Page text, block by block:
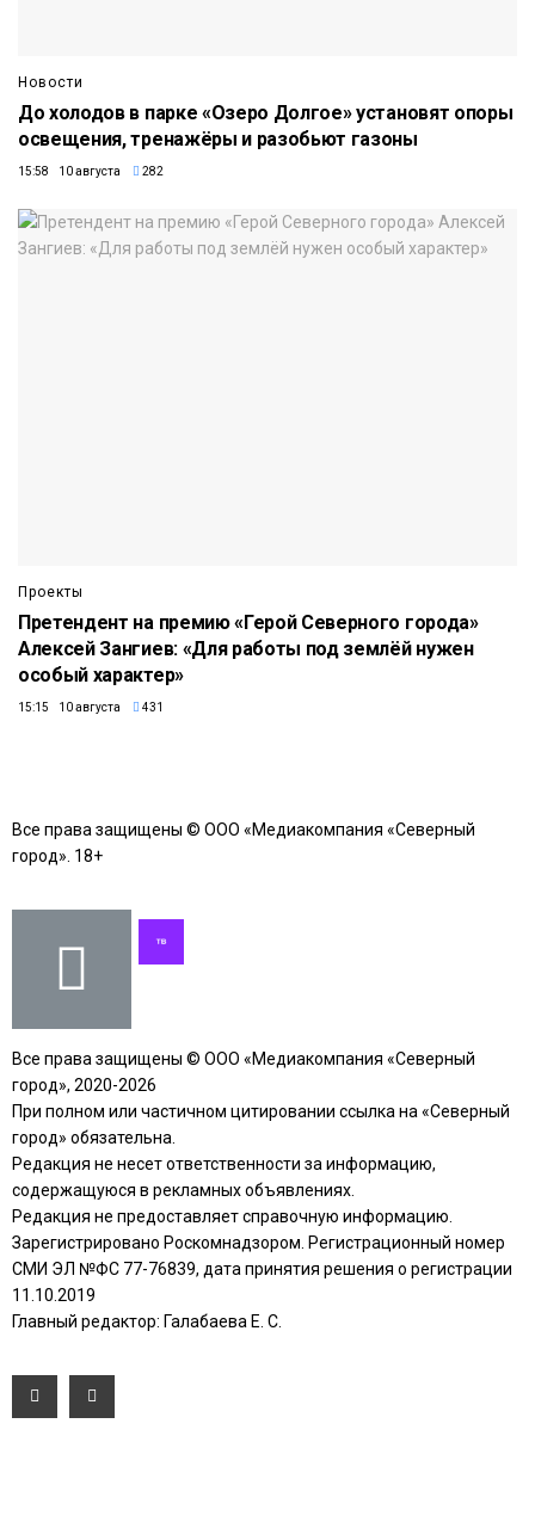
Новости
До холодов в парке «Озеро Долгое» установят опоры
освещения, тренажёры и разобьют газоны
15:58 10 августа 282
Проекты
Претендент на премию «Герой Северного города»
Алексей Зангиев: «Для работы под землёй нужен
особый характер»
15:15 10 августа 431
Все права защищены © ООО «Медиакомпания «Северный
город». 18+
Все права защищены © ООО «Медиакомпания «Северный
город», 2020-2026
При полном или частичном цитировании ссылка на «Северный
город» обязательна.
Редакция не несет ответственности за информацию,
содержащуюся в рекламных объявлениях.
Редакция не предоставляет справочную информацию.
Зарегистрировано Роскомнадзором. Регистрационный номер
СМИ ЭЛ №ФС 77-76839, дата принятия решения о регистрации
11.10.2019
Главный редактор: Галабаева Е. С.